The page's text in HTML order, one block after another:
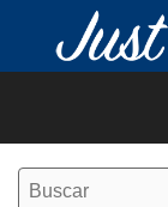
contenido